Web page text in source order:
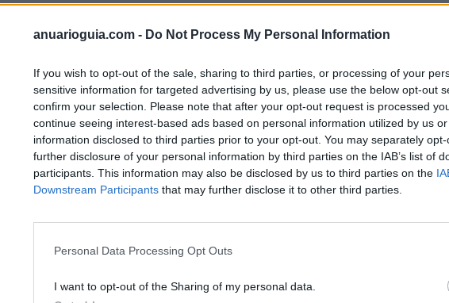
anuarioguia.com - Do Not Process My Personal Information
If you wish to opt-out of the sale, sharing to third parties, or processing of your
sensitive information for targeted advertising by us, please use the below opt-out
confirm your selection. Please note that after your opt-out request is processed
continue seeing interest-based ads based on personal information utilized by us
information disclosed to third parties prior to your opt-out. You may separately
further disclosure of your personal information by third parties on the IAB’s list of
participants. This information may also be disclosed by us to third parties on the
Downstream Participants that may further disclose it to other third parties.
Personal Data Processing Opt Outs
I want to opt-out of the Sharing of my personal data.
ué es la reserva de
coche?
adelantado
quede ninguna duda.
vende y compra un coche. Dentro e estos pactos,